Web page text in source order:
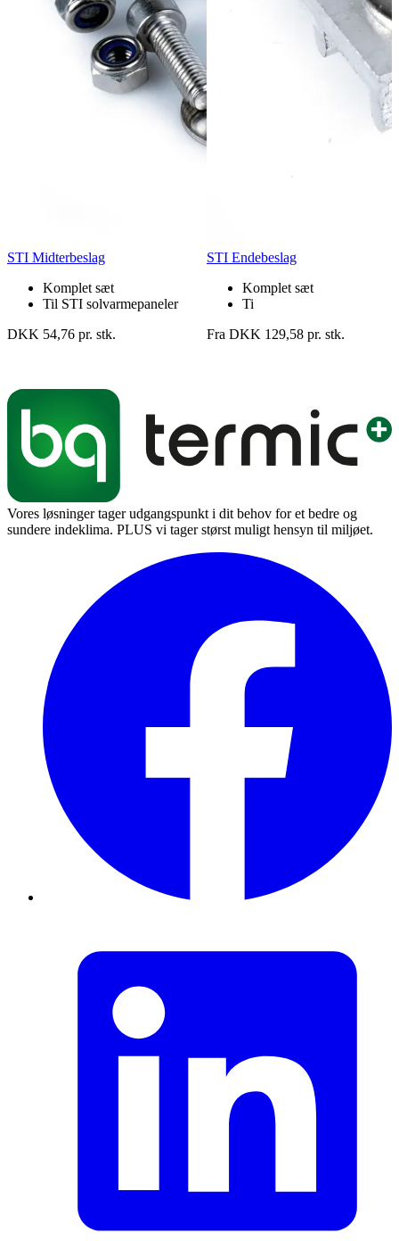
STI Midterbeslag
Komplet sæt
Til STI solvarmepaneler
DKK 54,76 pr. stk.
STI Endebeslag
Komplet sæt
Ti
Fra DKK 129,58 pr. stk.
Vores løsninger tager udgangspunkt i dit behov for et bedre og
sundere indeklima. PLUS vi tager størst muligt hensyn til miljøet.